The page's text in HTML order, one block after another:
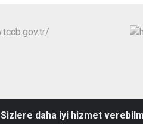
Sizlere daha iyi hizmet